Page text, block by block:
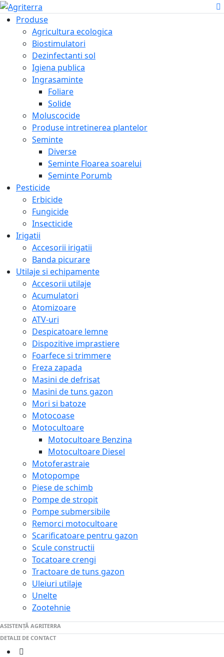
Produse
Agricultura ecologica
Biostimulatori
Dezinfectanti sol
Igiena publica
Ingrasaminte
Foliare
Solide
Moluscocide
Produse intretinerea plantelor
Seminte
Diverse
Seminte Floarea soarelui
Seminte Porumb
Pesticide
Erbicide
Fungicide
Insecticide
Irigatii
Accesorii irigatii
Banda picurare
Utilaje si echipamente
Accesorii utilaje
Acumulatori
Atomizoare
ATV-uri
Despicatoare lemne
Dispozitive imprastiere
Foarfece si trimmere
Freza zapada
Masini de defrisat
Masini de tuns gazon
Mori si batoze
Motocoase
Motocultoare
Motocultoare Benzina
Motocultoare Diesel
Motoferastraie
Motopompe
Piese de schimb
Pompe de stropit
Pompe submersibile
Remorci motocultoare
Scarificatoare pentru gazon
Scule constructii
Tocatoare crengi
Tractoare de tuns gazon
Uleiuri utilaje
Unelte
Zootehnie
ASISTENȚĂ AGRITERRA
DETALII DE CONTACT